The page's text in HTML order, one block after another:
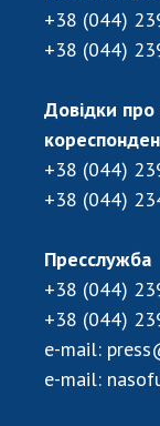
+38 (044)
+38 (044)
Довідки про
+38 (044)
+38 (044)
Пресслужба
+38 (044)
+38 (044)
e-mail:
e-mail: